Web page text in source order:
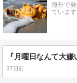
海外で
ています
37日前